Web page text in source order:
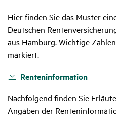
Hier finden Sie das Muster
Deutschen
aus Hamburg. Wichtige
markiert.
Renteninformation
Nachfolgend finden Sie
Angaben der